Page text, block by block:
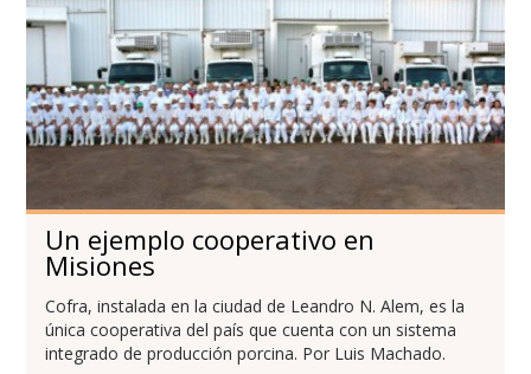
Un ejemplo cooperativo en
Misiones
Cofra, instalada en la ciudad de Leandro N. Alem, es la
única cooperativa del país que cuenta con un sistema
integrado de producción porcina. Por Luis Machado.